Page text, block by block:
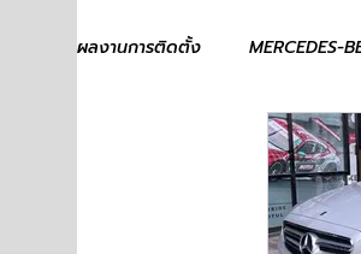
ผลงานการติดตั้ง MERCEDES-
LEXUS
MAHLE